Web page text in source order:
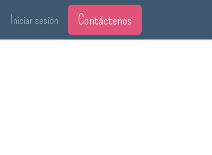
Iniciar sesión Contáctenos